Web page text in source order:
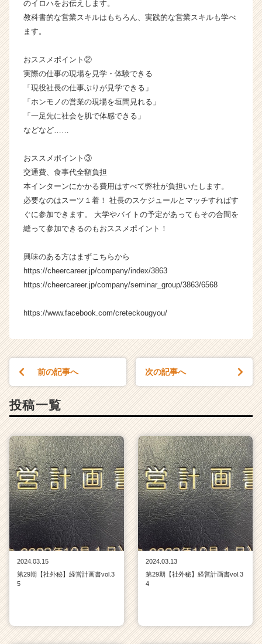
a
r）
のイロハをお伝えします。
教科書的な営業スキルはもちろん、実践的な営業スキルも学べ
ます。
おススメポイント②
実際の仕事の現場を見学・体験できる
「現役社長の仕事ぶりが見学できる」
「ホンモノの営業の現場を垣間見れる」
「一足先に社会を肌で体感できる」
などなど……
おススメポイント③
交通費、食事代全額負担
本インターンにかかる費用はすべて弊社が負担いたします。
必要なのはスーツ１着！ 社長のスケジュールとマッチすればす
ぐに参加できます。 大学やバイトの予定があってもその合間を
縫って参加できるのもおススメポイント！
興味のある方はまずこちらから
https://cheercareer.jp/company/index/3863
https://cheercareer.jp/company/seminar_group/3863/6568
https://www.facebook.com/creteckougyou/
前の記事へ 次の記事へ
投稿一覧
2024.03.15
第29期【社外秘】経営計画書vol.3
5
2024.03.13
第29期【社外秘】経営計画書vol.3
4